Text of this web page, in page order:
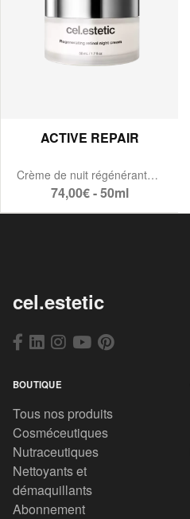
ACTIVE REPAIR
Crème de nuit régénérante au rétinol
74,00€ - 50ml
cel.estetic
BOUTIQUE
Tous nos produits
Cosméceutiques
Nutraceutiques
Nettoyants et
démaquillants
Abonnement